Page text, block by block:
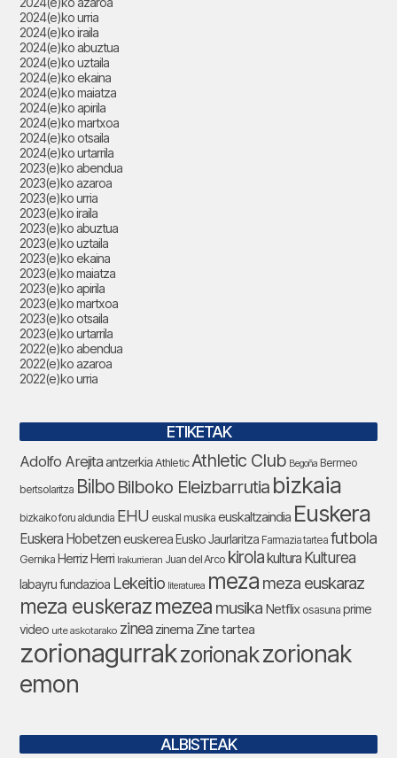
2024(e)ko urria
2024(e)ko iraila
2024(e)ko abuztua
2024(e)ko uztaila
2024(e)ko ekaina
2024(e)ko maiatza
2024(e)ko apirila
2024(e)ko martxoa
2024(e)ko otsaila
2024(e)ko urtarrila
2023(e)ko abendua
2023(e)ko azaroa
2023(e)ko urria
2023(e)ko iraila
2023(e)ko abuztua
2023(e)ko uztaila
2023(e)ko ekaina
2023(e)ko maiatza
2023(e)ko apirila
2023(e)ko martxoa
2023(e)ko otsaila
2023(e)ko urtarrila
2022(e)ko abendua
2022(e)ko azaroa
2022(e)ko urria
ETIKETAK
Adolfo Arejitaantzerkia Athletic Athletic Club Begoña Bermeo
bertsolaritza Bilbo Bilboko Eleizbarrutia bizkaia
bizkaiko foru aldundia EHU euskal musika euskaltzaindia Euskera
Euskera Hobetzeneuskerea Eusko Jaurlaritza Farmazia tartea futbola
Gernika Herriz Herri Irakurrieran Juan del Arco kirolakultura Kulturea
labayru fundazioa Lekeitio literaturea meza meza euskaraz
meza euskerazmezea musika Netflix osasuna prime
video urte askotarako zinea zinema Zine tartea
zorionagurrakzorionakzorionak
emon
ALBISTEAK